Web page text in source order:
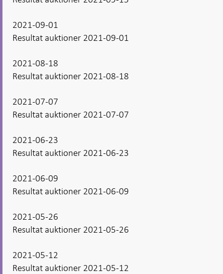
2021-09-01
Resultat auktioner 2021-09-01
2021-08-18
Resultat auktioner 2021-08-18
2021-07-07
Resultat auktioner 2021-07-07
2021-06-23
Resultat auktioner 2021-06-23
2021-06-09
Resultat auktioner 2021-06-09
2021-05-26
Resultat auktioner 2021-05-26
2021-05-12
Resultat auktioner 2021-05-12